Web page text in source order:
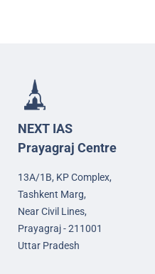
NEXT IAS
Prayagraj Centre
13A/1B, KP Complex,
Tashkent Marg,
Near Civil Lines,
Prayagraj - 211001
Uttar Pradesh